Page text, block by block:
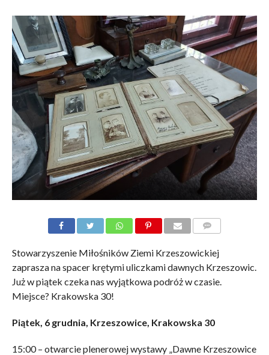
Stowarzyszenie Miłośników Ziemi Krzeszowickiej
zaprasza na spacer krętymi uliczkami dawnych Krzeszowic.
Już w piątek czeka nas wyjątkowa podróż w czasie.
Miejsce? Krakowska 30!
Piątek, 6 grudnia, Krzeszowice, Krakowska 30
15:00 – otwarcie plenerowej wystawy „Dawne Krzeszowice